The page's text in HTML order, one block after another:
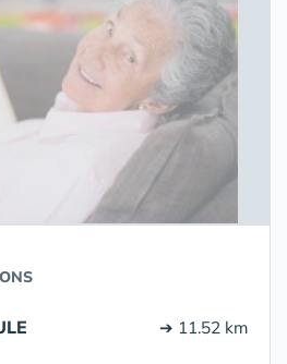
➔ 11.52 km